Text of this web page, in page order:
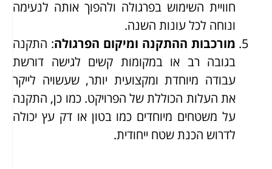
חוויית השימוש בפרגולה ולהפוך אותה לנעימה
ונוחה לכל עונות השנה.
מורכבות ההתקנה ומיקום הפרגולה: התקנה
בגובה רב או במקומות קשים לגישה דורשת
עבודה מיוחדת ומקצועית יותר, שעשויה לייקר
את העלות הכוללת של הפרויקט. כמו כן, התקנה
על משטחים מיוחדים כמו בטון או דק עץ יכולה
לדרוש הכנת שטח ייחודית.